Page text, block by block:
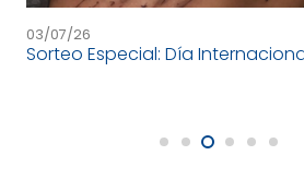
03/07/26
Sorteo Especial: Día